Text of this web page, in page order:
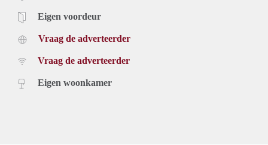
Eigen voordeur
Vraag de adverteerder
Vraag de adverteerder
Eigen woonkamer